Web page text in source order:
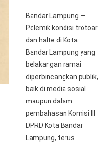
Bandar Lampung —
Polemik kondisi trotoar
dan halte di Kota
Bandar Lampung yang
belakangan ramai
diperbincangkan publik,
baik di media sosial
maupun dalam
pembahasan Komisi III
DPRD Kota Bandar
Lampung, terus